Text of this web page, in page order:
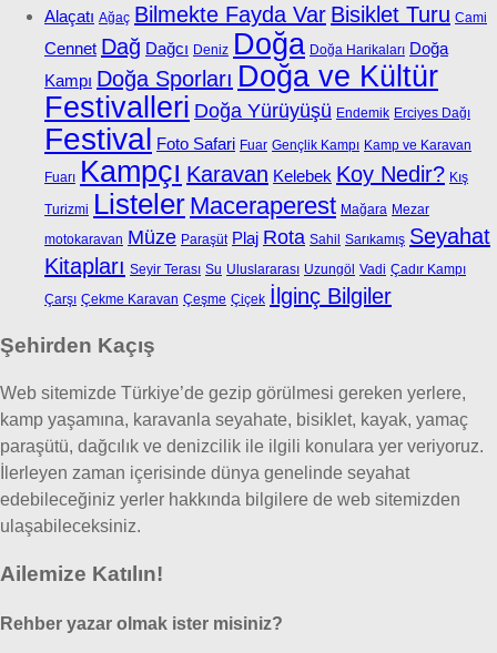
Alaçatı Ağaç Bilmekte Fayda Var Bisiklet Turu Cami
Cennet Dağ Dağcı Deniz Doğa Doğa Harikaları Doğa
Kampı Doğa Sporları Doğa ve Kültür
Festivalleri Doğa Yürüyüşü Endemik Erciyes Dağı
Festival Foto Safari Fuar Gençlik Kampı Kamp ve Karavan
Fuarı Kampçı Karavan Kelebek Koy Nedir? Kış
Turizmi Listeler Maceraperest Mağara Mezar
motokaravan Müze Paraşüt Plaj Rota Sahil Sarıkamış Seyahat
Kitapları Seyir Terası Su Uluslararası Uzungöl Vadi Çadır Kampı
Çarşı Çekme Karavan Çeşme Çiçek İlginç Bilgiler
Şehirden Kaçış
Web sitemizde Türkiye’de gezip görülmesi gereken yerlere,
kamp yaşamına, karavanla seyahate, bisiklet, kayak, yamaç
paraşütü, dağcılık ve denizcilik ile ilgili konulara yer veriyoruz.
İlerleyen zaman içerisinde dünya genelinde seyahat
edebileceğiniz yerler hakkında bilgilere de web sitemizden
ulaşabileceksiniz.
Ailemize Katılın!
Rehber yazar olmak ister misiniz?